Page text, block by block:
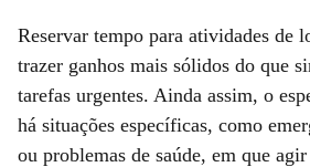
Reservar tempo para atividades de
trazer ganhos mais sólidos do que
tarefas urgentes. Ainda assim, o
há situações específicas, como
ou problemas de saúde, em que